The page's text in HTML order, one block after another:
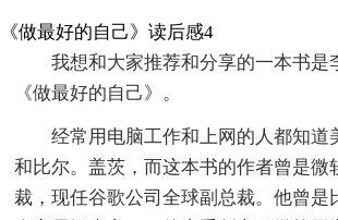
《做最好的自己》读后感4
我想和大家推荐和分享的一本书是
《做最好的自己》。
经常用电脑工作和上网的人都知道
和比尔。盖茨，而这本书的作者曾是微
裁，现任谷歌公司全球副总裁。他曾是